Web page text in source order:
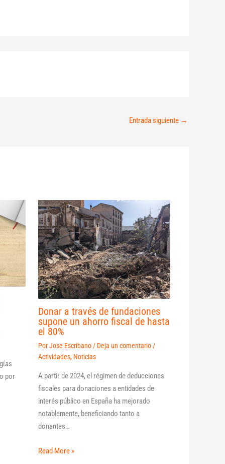
Entrada siguiente →
por
Donar a través de fundaciones
supone un ahorro fiscal de hasta
el 80%
PorJose Escribano/ Deja un comentario/
Actividades, Noticias
A partir de 2024, el régimen de deducciones
fiscales para donaciones a entidades de
interés público en España ha mejorado
notablemente, beneficiando tanto a
donantes…
Read More »